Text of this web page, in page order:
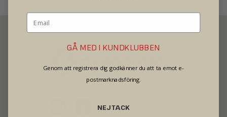
SECOND HAND - JEWELRY - WATCHES
GÅ MED I KUNDKLUBBEN
Genom att registrera dig godkänner du att ta emot e-
postmarknadsföring.
NEJ TACK